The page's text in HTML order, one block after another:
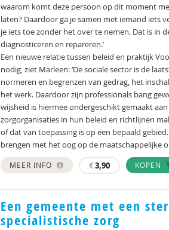
waarom komt deze persoon op dit moment
laten? Daardoor ga je samen met iemand iets
je iets toe zonder het over te nemen. Dat is in
diagnosticeren en repareren.’
Een nieuwe relatie tussen beleid en praktijk
nodig, ziet Marleen: ‘De sociale sector is de
normeren en begrenzen van gedrag, het
het werk. Daardoor zijn professionals bang
wijsheid is hiermee ondergeschikt gemaakt
zorgorganisaties in hun beleid en richtlijnen
of dat van toepassing is op een bepaald
brengen met het oog op de maatschappelijke
MEER INFO €3,90 KOPEN
Een gemeente met een
specialistische zorg